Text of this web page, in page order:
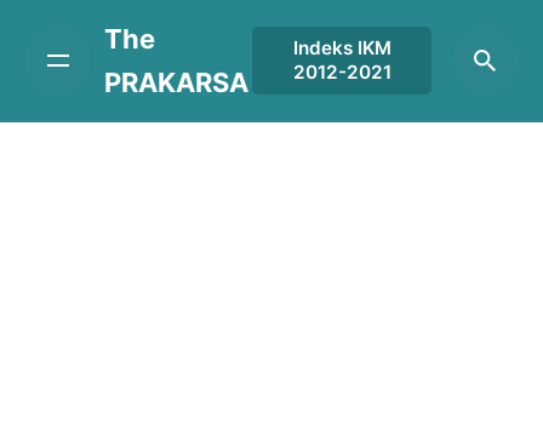
content
The
PRAKARSA
Indeks IKM
2012-2021